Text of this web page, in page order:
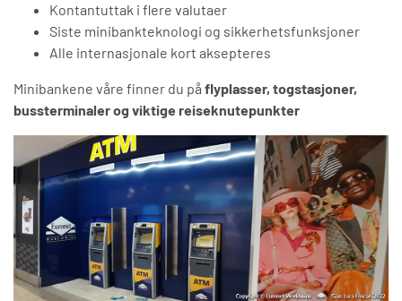
Kontantuttak i flere valutaer
Siste minibankteknologi og sikkerhetsfunksjoner
Alle internasjonale kort aksepteres
Minibankene våre finner du på flyplasser, togstasjoner,
bussterminaler og viktige reiseknutepunkter